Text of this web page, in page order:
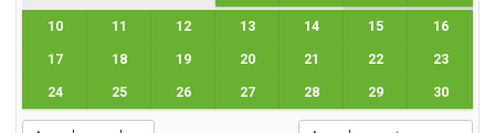
10 11 12 13 14 15 16
17 18 19 20 21 22 23
24 25 26 27 28 29 30